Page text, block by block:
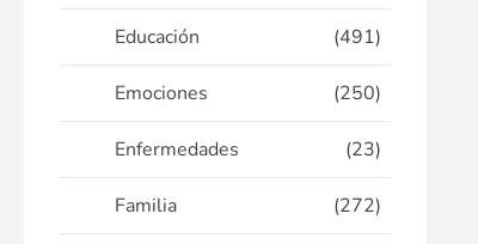
Educación (491)
Emociones (250)
Enfermedades (23)
Familia (272)